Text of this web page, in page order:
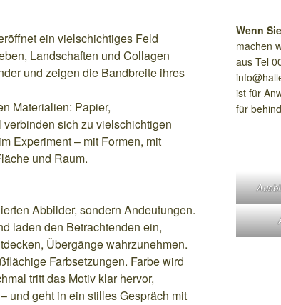
ein vielschichtiges Feld
Landschaften und Collagen
und zeigen die Bandbreite ihres
Materialien: Papier,
sich zu vielschichtigen
Experiment – mit Formen, mit
und Raum.
Abbilder, sondern Andeutungen.
laden den Betrachtenden ein,
Übergänge wahrzunehmen.
Farbsetzungen. Farbe wird
tritt das Motiv klar hervor,
und geht in ein stilles Gespräch mit
Wenn
machen
aus Tel
ist für
für